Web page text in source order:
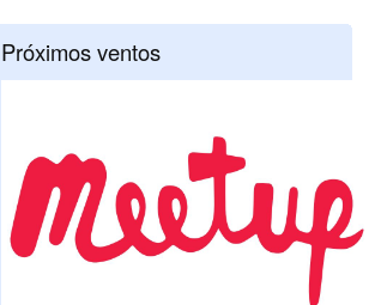
Próximos ventos